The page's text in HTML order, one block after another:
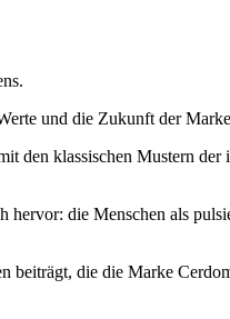
und die Zukunft der
den klassischen Mustern
die Menschen als
die die Marke